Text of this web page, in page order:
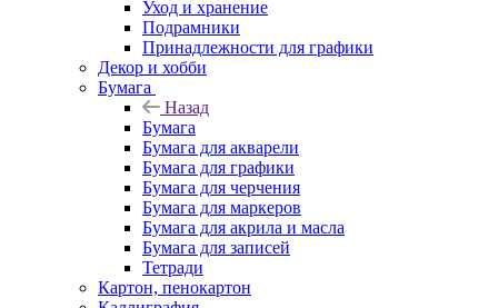
Уход и хранение
Подрамники
Принадлежности для графики
Декор и хобби
Бумага
Назад
Бумага
Бумага для акварели
Бумага для графики
Бумага для черчения
Бумага для маркеров
Бумага для акрила и масла
Бумага для записей
Тетради
Картон, пенокартон